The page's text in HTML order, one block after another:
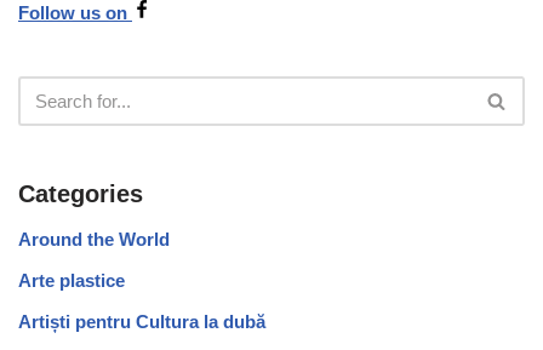
Follow us on
Categories
Around the World
Arte plastice
Artiști pentru Cultura la dubă